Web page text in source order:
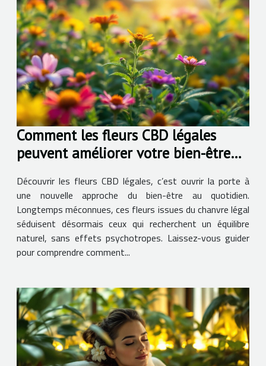
Comment les fleurs CBD légales
peuvent améliorer votre bien-être
Découvrir les fleurs CBD légales, c’est ouvrir la porte à
une nouvelle approche du bien-être au quotidien.
Longtemps méconnues, ces fleurs issues du chanvre légal
séduisent désormais ceux qui recherchent un équilibre
naturel, sans effets psychotropes. Laissez-vous guider
pour comprendre comment...